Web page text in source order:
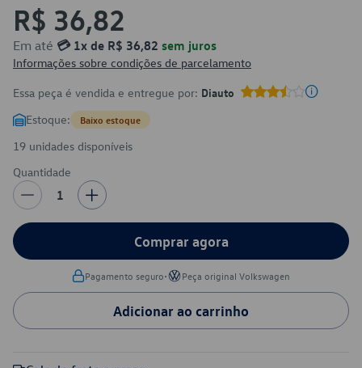
R$ 36,82
Em até 💳 1x de R$ 36,82 sem juros
Informações sobre condições de parcelamento
Essa peça é vendida e entregue por: Diauto
Estoque: Baixo estoque
19 unidades disponíveis
Quantidade
1
Comprar agora
Pagamento seguro• Peça original Volkswagen
Adicionar ao carrinho